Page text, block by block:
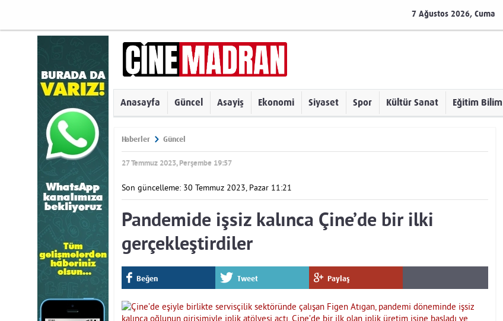
7 Ağustos 2026, Cuma
Anasayfa Güncel Asayiş Ekonomi Siyaset Spor Kültür Sanat Eğitim Bilim
Haberler Güncel
27 Temmuz 2023, Perşembe 19:57
Son güncelleme: 30 Temmuz 2023, Pazar 11:21
Pandemide işsiz kalınca Çine’de bir ilki
gerçekleştirdiler
Beğen Tweet Paylaş